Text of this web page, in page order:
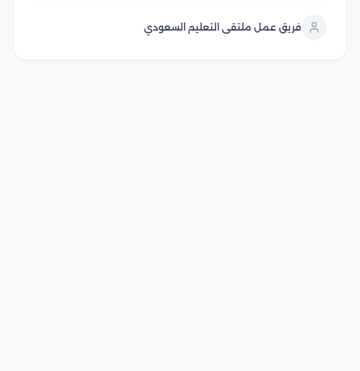
وفق متطلبات مناسبة للدارسين في هذا المقال سوف
فريق عمل ملتقى التعليم السعودي